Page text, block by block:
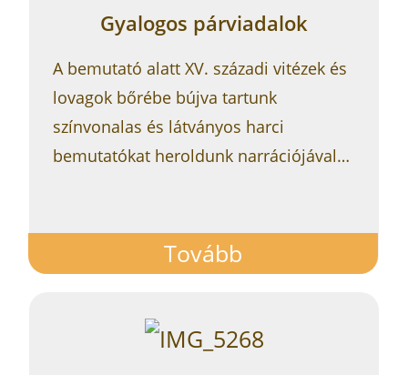
Gyalogos párviadalok
A bemutató alatt XV. századi vitézek és
lovagok bőrébe bújva tartunk
színvonalas és látványos harci
bemutatókat heroldunk narrációjával…
Tovább